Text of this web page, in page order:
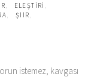
ELEŞTIRI
ŞIIR
istemez, kavgası